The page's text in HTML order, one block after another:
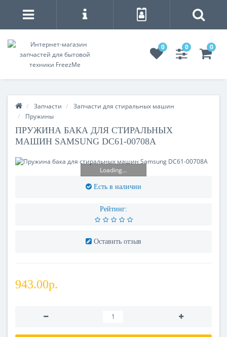
0 0 0
Запчасти
Запчасти для стиральных машин
Пружины
ПРУЖИНА БАКА ДЛЯ СТИРАЛЬНЫХ
МАШИН SAMSUNG DC61-00708A
Loading...
Есть в наличии
Рейтинг:
Оставить отзыв
943.00р.